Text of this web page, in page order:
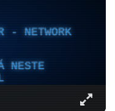
- NETWORK
NESTE